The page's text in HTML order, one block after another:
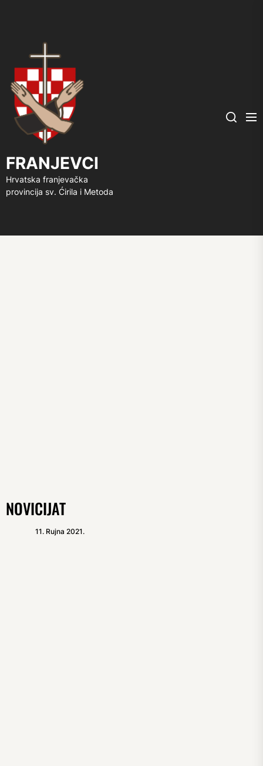
FRANJEVCI
Hrvatska franjevačka
provincija sv. Ćirila i Metoda
Search
NOVICIJAT
11. Rujna 2021.